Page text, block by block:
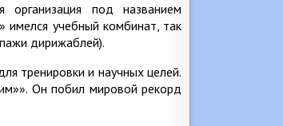
под названием
имелся учебный комбинат, так
дирижаблей).
тренировки и научных целей.
Он побил мировой рекорд